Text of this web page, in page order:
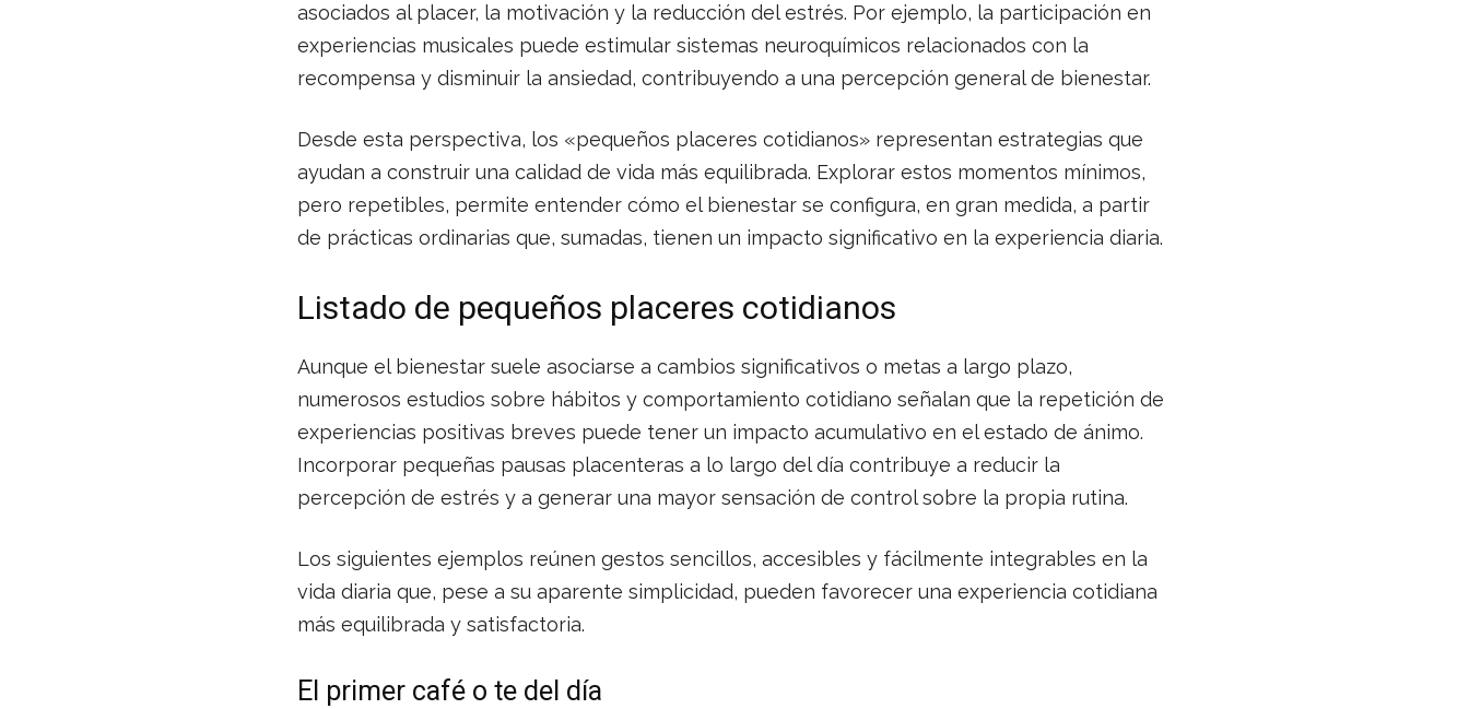
asociados al placer, la motivación y la reducción del estrés. Por ejemplo, la participación en
experiencias musicales puede estimular sistemas neuroquímicos relacionados con la
recompensa y disminuir la ansiedad, contribuyendo a una percepción general de bienestar.
Desde esta perspectiva, los «pequeños placeres cotidianos» representan estrategias que
ayudan a construir una calidad de vida más equilibrada. Explorar estos momentos mínimos,
pero repetibles, permite entender cómo el bienestar se configura, en gran medida, a partir
de prácticas ordinarias que, sumadas, tienen un impacto significativo en la experiencia diaria.
Listado de pequeños placeres cotidianos
Aunque el bienestar suele asociarse a cambios significativos o metas a largo plazo,
numerosos estudios sobre hábitos y comportamiento cotidiano señalan que la repetición de
experiencias positivas breves puede tener un impacto acumulativo en el estado de ánimo.
Incorporar pequeñas pausas placenteras a lo largo del día contribuye a reducir la
percepción de estrés y a generar una mayor sensación de control sobre la propia rutina.
Los siguientes ejemplos reúnen gestos sencillos, accesibles y fácilmente integrables en la
vida diaria que, pese a su aparente simplicidad, pueden favorecer una experiencia cotidiana
más equilibrada y satisfactoria.
El primer café o te del día